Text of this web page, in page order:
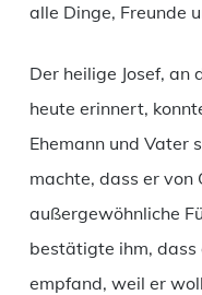
alle Dinge, Freunde
Der heilige Josef, an
heute erinnert,
Ehemann und Vater
machte, dass er von
außergewöhnliche
bestätigte ihm,
empfand, weil er